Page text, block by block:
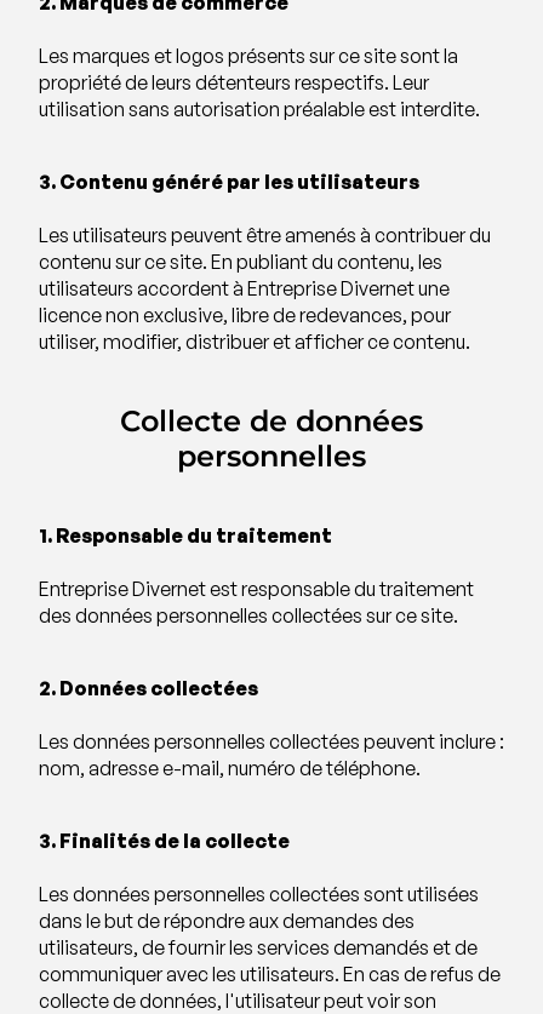
Les marques et logos présents sur ce site sont la
propriété de leurs détenteurs respectifs. Leur
utilisation sans autorisation préalable est interdite.
3. Contenu généré par les utilisateurs
Les utilisateurs peuvent être amenés à contribuer du
contenu sur ce site. En publiant du contenu, les
utilisateurs accordent à Entreprise Divernet une
licence non exclusive, libre de redevances, pour
utiliser, modifier, distribuer et afficher ce contenu.
Collecte de données
personnelles
1. Responsable du traitement
Entreprise Divernet est responsable du traitement
des données personnelles collectées sur ce site.
2. Données collectées
Les données personnelles collectées peuvent inclure :
nom, adresse e-mail, numéro de téléphone.
3. Finalités de la collecte
Les données personnelles collectées sont utilisées
dans le but de répondre aux demandes des
utilisateurs, de fournir les services demandés et de
communiquer avec les utilisateurs. En cas de refus de
collecte de données, l'utilisateur peut voir son